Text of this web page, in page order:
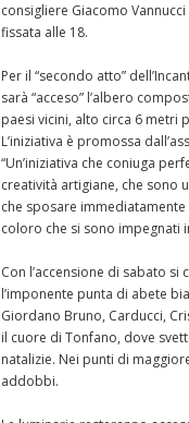
consigliere Giacomo
fissata alle 18.
Per il “secondo atto”
sarà “acceso” l’albero
paesi vicini, alto circa 6 metri
L’iniziativa è promossa
“Un’iniziativa che coniuga
creatività artigiane, che sono
che sposare
coloro che si sono impegnati
Con l’accensione di sabato
l’imponente punta di abete
Giordano Bruno, Carducci,
il cuore di Tonfano, dove
natalizie. Nei punti di
addobbi.